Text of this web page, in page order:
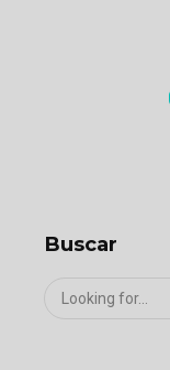
Buscar